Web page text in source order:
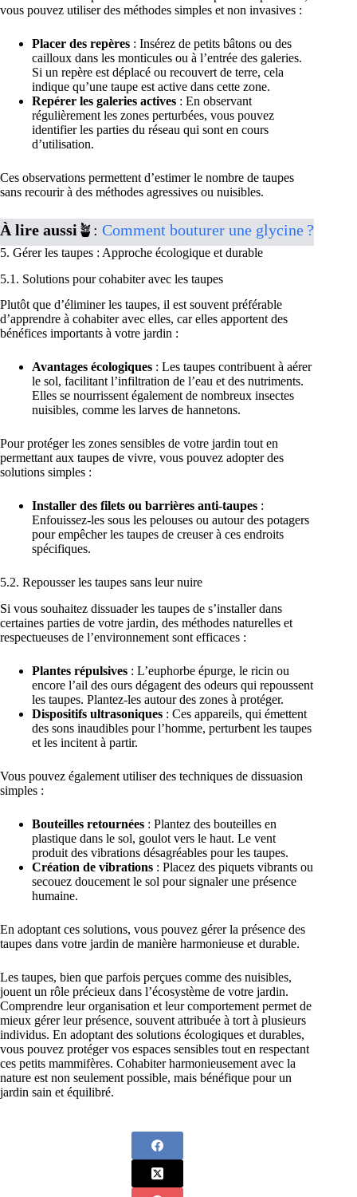
vous pouvez utiliser des méthodes simples et non invasives :
Placer des repères : Insérez de petits bâtons ou des
cailloux dans les monticules ou à l’entrée des galeries.
Si un repère est déplacé ou recouvert de terre, cela
indique qu’une taupe est active dans cette zone.
Repérer les galeries actives : En observant
régulièrement les zones perturbées, vous pouvez
identifier les parties du réseau qui sont en cours
d’utilisation.
Ces observations permettent d’estimer le nombre de taupes
sans recourir à des méthodes agressives ou nuisibles.
À lire aussi 🪴: Comment bouturer une glycine ?
5. Gérer les taupes : Approche écologique et durable
5.1. Solutions pour cohabiter avec les taupes
Plutôt que d’éliminer les taupes, il est souvent préférable
d’apprendre à cohabiter avec elles, car elles apportent des
bénéfices importants à votre jardin :
Avantages écologiques : Les taupes contribuent à aérer
le sol, facilitant l’infiltration de l’eau et des nutriments.
Elles se nourrissent également de nombreux insectes
nuisibles, comme les larves de hannetons.
Pour protéger les zones sensibles de votre jardin tout en
permettant aux taupes de vivre, vous pouvez adopter des
solutions simples :
Installer des filets ou barrières anti-taupes :
Enfouissez-les sous les pelouses ou autour des potagers
pour empêcher les taupes de creuser à ces endroits
spécifiques.
5.2. Repousser les taupes sans leur nuire
Si vous souhaitez dissuader les taupes de s’installer dans
certaines parties de votre jardin, des méthodes naturelles et
respectueuses de l’environnement sont efficaces :
Plantes répulsives : L’euphorbe épurge, le ricin ou
encore l’ail des ours dégagent des odeurs qui repoussent
les taupes. Plantez-les autour des zones à protéger.
Dispositifs ultrasoniques : Ces appareils, qui émettent
des sons inaudibles pour l’homme, perturbent les taupes
et les incitent à partir.
Vous pouvez également utiliser des techniques de dissuasion
simples :
Bouteilles retournées : Plantez des bouteilles en
plastique dans le sol, goulot vers le haut. Le vent
produit des vibrations désagréables pour les taupes.
Création de vibrations : Placez des piquets vibrants ou
secouez doucement le sol pour signaler une présence
humaine.
En adoptant ces solutions, vous pouvez gérer la présence des
taupes dans votre jardin de manière harmonieuse et durable.
Les taupes, bien que parfois perçues comme des nuisibles,
jouent un rôle précieux dans l’écosystème de votre jardin.
Comprendre leur organisation et leur comportement permet de
mieux gérer leur présence, souvent attribuée à tort à plusieurs
individus. En adoptant des solutions écologiques et durables,
vous pouvez protéger vos espaces sensibles tout en respectant
ces petits mammifères. Cohabiter harmonieusement avec la
nature est non seulement possible, mais bénéfique pour un
jardin sain et équilibré.